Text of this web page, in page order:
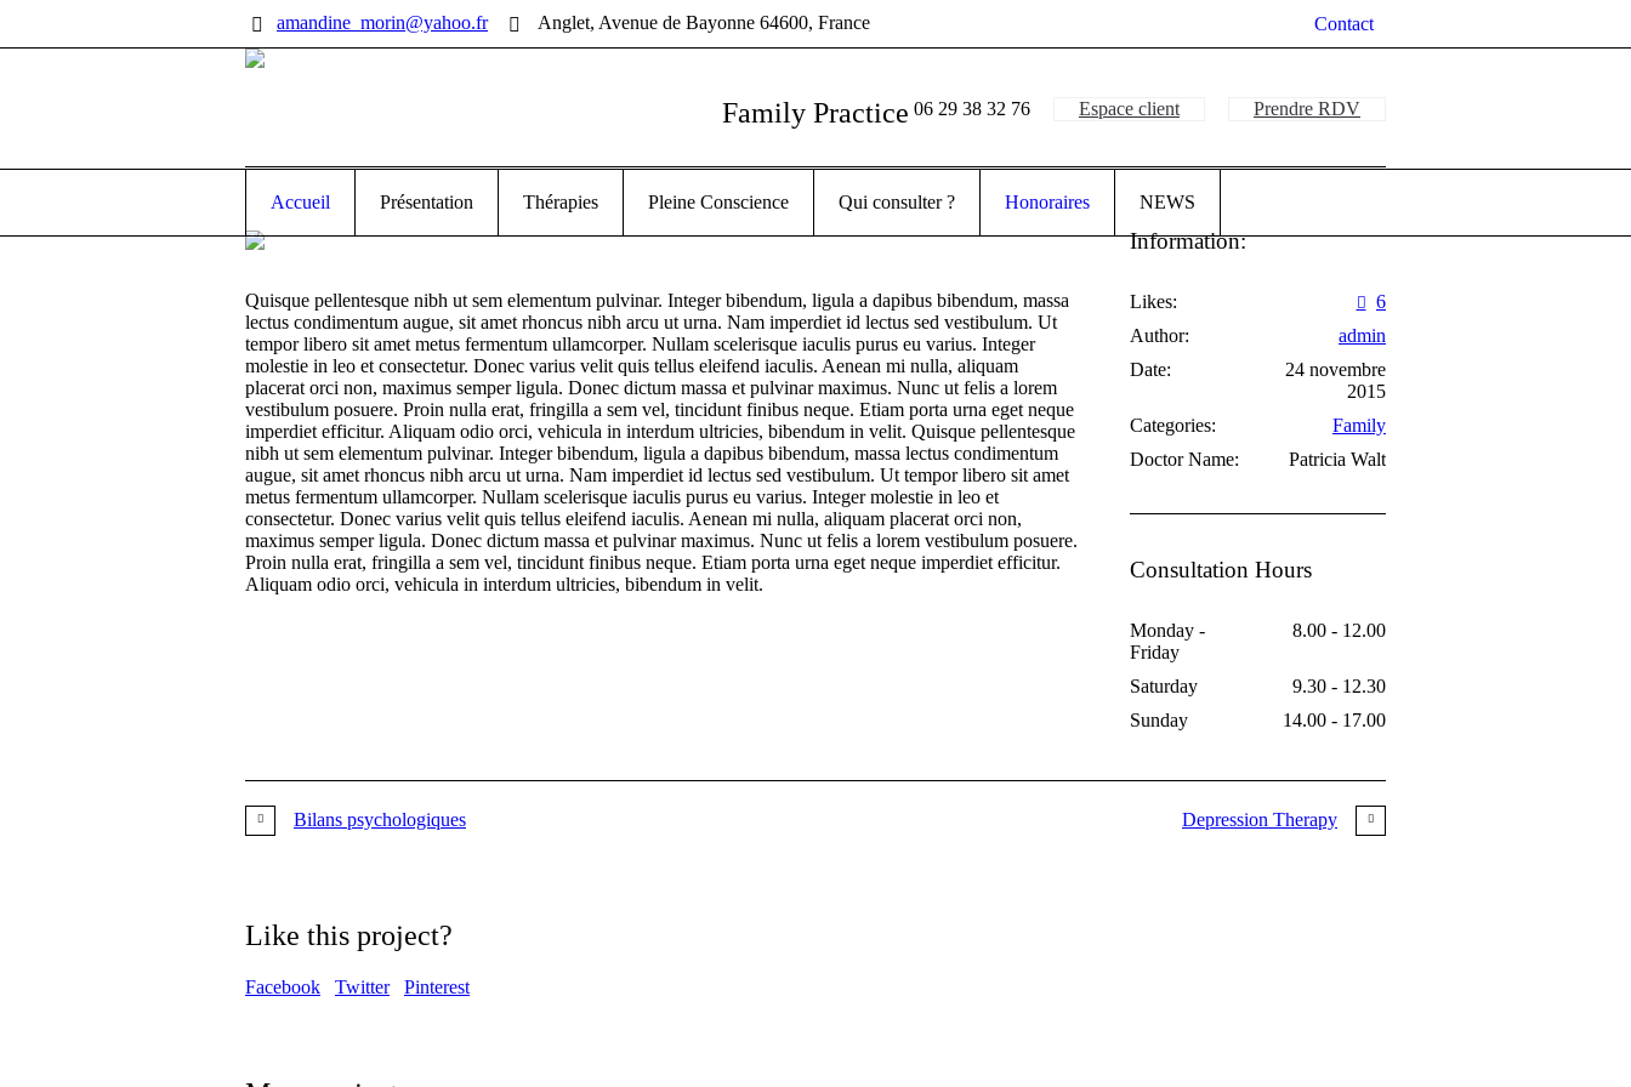
Contact
amandine_morin@yahoo.fr Anglet, Avenue de Bayonne 64600, France
06 29 38 32 76 Espace client Prendre RDV
Accueil Présentation Thérapies Pleine Conscience Qui consulter ? Honoraires NEWS
Family Practice
Quisque pellentesque nibh ut sem elementum pulvinar. Integer bibendum, ligula a dapibus bibendum, massa
lectus condimentum augue, sit amet rhoncus nibh arcu ut urna. Nam imperdiet id lectus sed vestibulum. Ut
tempor libero sit amet metus fermentum ullamcorper. Nullam scelerisque iaculis purus eu varius. Integer
molestie in leo et consectetur. Donec varius velit quis tellus eleifend iaculis. Aenean mi nulla, aliquam
placerat orci non, maximus semper ligula. Donec dictum massa et pulvinar maximus. Nunc ut felis a lorem
vestibulum posuere. Proin nulla erat, fringilla a sem vel, tincidunt finibus neque. Etiam porta urna eget neque
imperdiet efficitur. Aliquam odio orci, vehicula in interdum ultricies, bibendum in velit. Quisque pellentesque
nibh ut sem elementum pulvinar. Integer bibendum, ligula a dapibus bibendum, massa lectus condimentum
augue, sit amet rhoncus nibh arcu ut urna. Nam imperdiet id lectus sed vestibulum. Ut tempor libero sit amet
metus fermentum ullamcorper. Nullam scelerisque iaculis purus eu varius. Integer molestie in leo et
consectetur. Donec varius velit quis tellus eleifend iaculis. Aenean mi nulla, aliquam placerat orci non,
maximus semper ligula. Donec dictum massa et pulvinar maximus. Nunc ut felis a lorem vestibulum posuere.
Proin nulla erat, fringilla a sem vel, tincidunt finibus neque. Etiam porta urna eget neque imperdiet efficitur.
Aliquam odio orci, vehicula in interdum ultricies, bibendum in velit.
Information:
Likes:
6
Author:
admin
Date:
24 novembre
2015
Categories:
Family
Doctor Name:
Patricia Walt
Consultation Hours
Monday -
Friday
8.00 - 12.00
Saturday
9.30 - 12.30
Sunday
14.00 - 17.00
Bilans psychologiques Depression Therapy
Like this project?
Facebook Twitter Pinterest